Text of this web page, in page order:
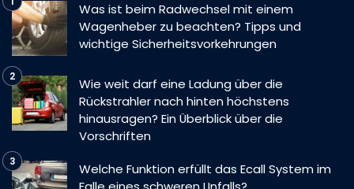
Was ist beim Radwechsel mit einem
Wagenheber zu beachten? Tipps und
wichtige Sicherheitsvorkehrungen
Wie weit darf eine Ladung über die
Rückstrahler nach hinten höchstens
hinausragen? Ein Überblick über die
Vorschriften
Welche Funktion erfüllt das Ecall System im